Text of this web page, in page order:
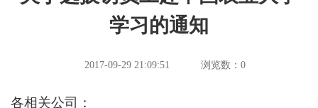
学习的通知
2017-09-29 21:09:51 浏览数： 0
各相关公司：